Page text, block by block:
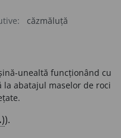
căzmăluță
unealtă funcționând cu
abatajul maselor de roci
)).